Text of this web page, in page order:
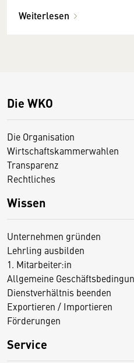
Weiterlesen
Die WKO
Die Organisation
Wirtschaftskammerwahlen
Transparenz
Rechtliches
Wissen
Unternehmen gründen
Lehrling ausbilden
1. Mitarbeiter:in
Allgemeine
Dienstverhältnis beenden
Exportieren / Importieren
Förderungen
Service